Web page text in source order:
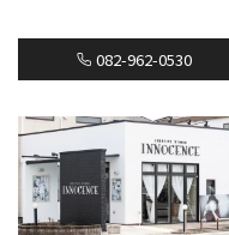
082-962-0530